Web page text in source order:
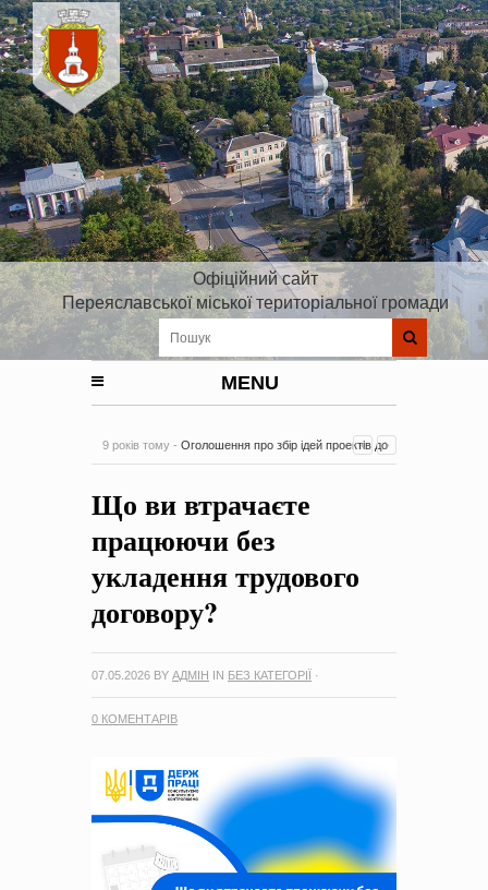
Офіційний сайт
Переяславської міської територіальної громади
MENU
9 років тому - Оголошення про збір ідей проектів до
на період 2018 – 2020 роки Оголошення про збір ідей
проектів
0 Коментарів
Що ви втрачаєте
працюючи без
укладення трудового
договору?
07.05.2026 BY АДМІН IN БЕЗ КАТЕГОРІЇ ·
0 КОМЕНТАРІВ